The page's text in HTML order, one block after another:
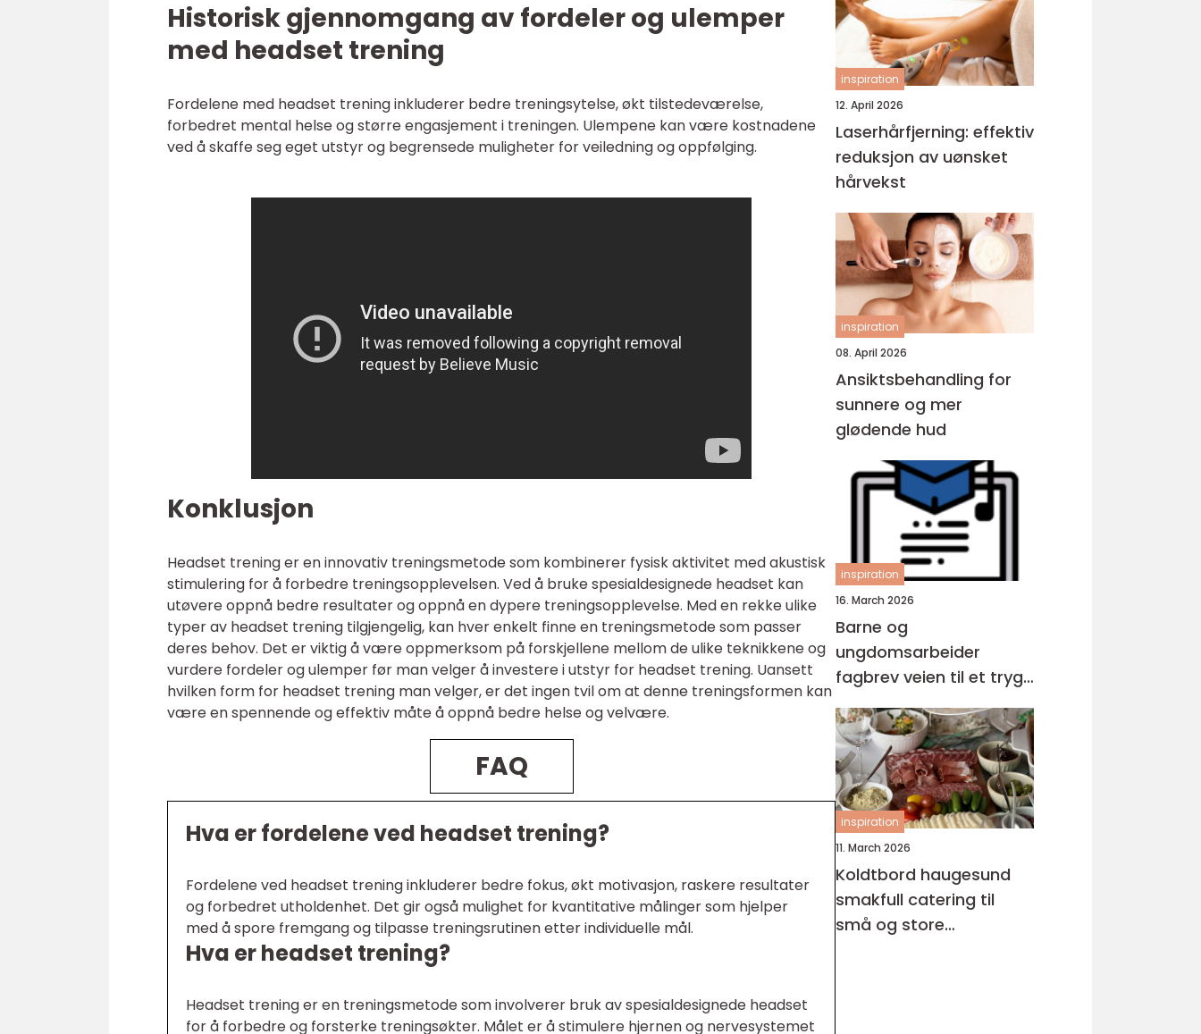
Historisk gjennomgang av fordeler og ulemper
med headset trening
Fordelene med headset trening inkluderer bedre treningsytelse, økt tilstedeværelse,
forbedret mental helse og større engasjement i treningen. Ulempene kan være kostnadene
ved å skaffe seg eget utstyr og begrensede muligheter for veiledning og oppfølging.
Konklusjon
Headset trening er en innovativ treningsmetode som kombinerer fysisk aktivitet med akustisk
stimulering for å forbedre treningsopplevelsen. Ved å bruke spesialdesignede headset kan
utøvere oppnå bedre resultater og oppnå en dypere treningsopplevelse. Med en rekke ulike
typer av headset trening tilgjengelig, kan hver enkelt finne en treningsmetode som passer
deres behov. Det er viktig å være oppmerksom på forskjellene mellom de ulike teknikkene og
vurdere fordeler og ulemper før man velger å investere i utstyr for headset trening. Uansett
hvilken form for headset trening man velger, er det ingen tvil om at denne treningsformen kan
være en spennende og effektiv måte å oppnå bedre helse og velvære.
FAQ
Hva er fordelene ved headset trening?
Fordelene ved headset trening inkluderer bedre fokus, økt motivasjon, raskere resultater
og forbedret utholdenhet. Det gir også mulighet for kvantitative målinger som hjelper
med å spore fremgang og tilpasse treningsrutinen etter individuelle mål.
Hva er headset trening?
Headset trening er en treningsmetode som involverer bruk av spesialdesignede headset
for å forbedre og forsterke treningsøkter. Målet er å stimulere hjernen og nervesystemet
inspiration
12. April 2026
Laserhårfjerning: effektiv
reduksjon av uønsket
hårvekst
inspiration
08. April 2026
Ansiktsbehandling for
sunnere og mer
glødende hud
inspiration
16. March 2026
Barne og
ungdomsarbeider
fagbrev veien til et trygt
og meningsfullt yrke
inspiration
11. March 2026
Koldtbord haugesund
smakfull catering til
små og store